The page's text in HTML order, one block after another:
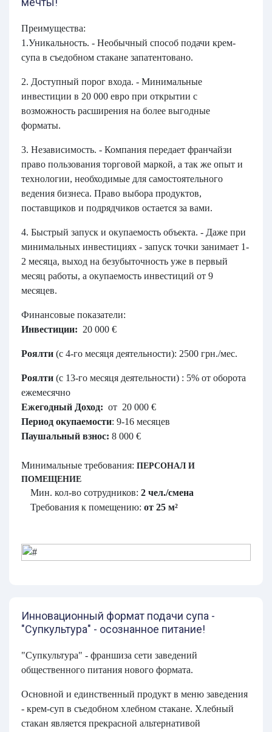
Преимущества:
1.Уникальность. - Необычный способ подачи крем-
супа в съедобном стакане запатентовано.
2. Доступный порог входа. - Минимальные
инвестиции в 20 000 евро при открытии с
возможность расширения на более выгодные
форматы.
3. Независимость. - Компания передает франчайзи
право пользования торговой маркой, а так же опыт и
технологии, необходимые для самостоятельного
ведения бизнеса. Право выбора продуктов,
поставщиков и подрядчиков остается за вами.
4. Быстрый запуск и окупаемость объекта. - Даже при
минимальных инвестициях - запуск точки занимает 1-
2 месяца, выход на безубыточность уже в первый
месяц работы, а окупаемость инвестиций от 9
месяцев.
Финансовые показатели:
Инвестиции: 20 000 €
Роялти (с 4-го месяця деятельности): 2500 грн./мес.
Роялти (с 13-го месяця деятельности) : 5% от оборота
ежемесячно
Ежегодный Доход: от 20 000 €
Период окупаемости: 9-16 месяцев
Паушальный взнос: 8 000 €
Минимальные требования: ПЕРСОНАЛ И
ПОМЕЩЕНИЕ
Мин. кол-во сотрудников: 2 чел./смена
Требования к помещению: от 25 м²
Инновационный формат подачи супа -
"Супкультура" - осознанное питание!
"Супкультура" - франшиза сети заведений
общественного питания нового формата.
Основной и единственный продукт в меню заведения
- крем-суп в съедобном хлебном стакане. Хлебный
стакан является прекрасной альтернативой